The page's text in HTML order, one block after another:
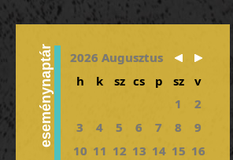
eseménynaptár
2026 Augusztus
h
k sz cs p sz
v
1
2
3
4 5 6 7 8
9
10 11 12 13 14 15 16